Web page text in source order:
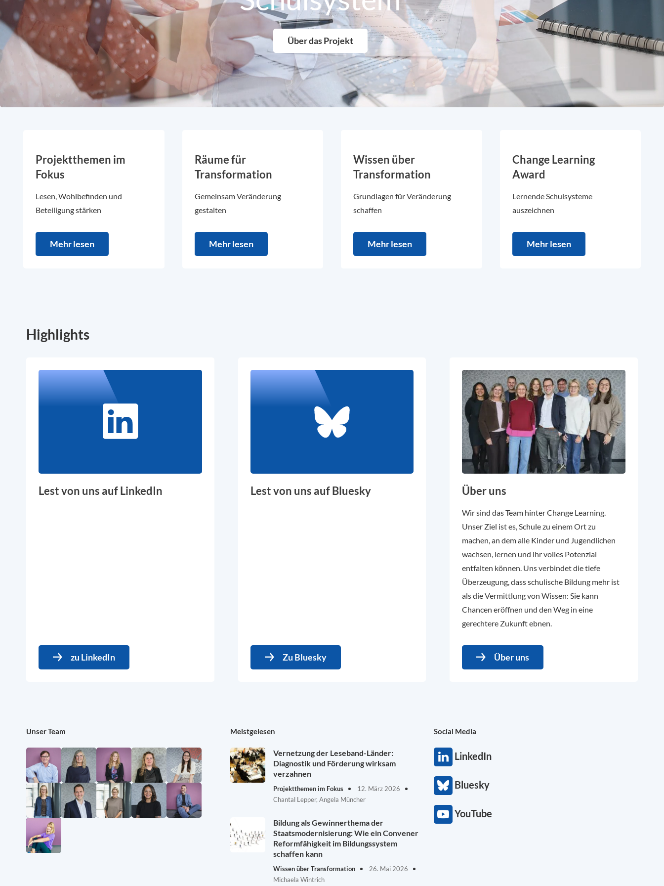
Über das Projekt
Projektthemen im
Fokus
Lesen, Wohlbefinden und
Beteiligung stärken
Mehr lesen
Räume für
Transformation
Gemeinsam Veränderung
gestalten
Mehr lesen
Wissen über
Transformation
Grundlagen für Veränderung
schaffen
Mehr lesen
Change Learning
Award
Lernende Schulsysteme
auszeichnen
Mehr lesen
Highlights
Lest von uns auf LinkedIn
zu LinkedIn
Lest von uns auf Bluesky
Zu Bluesky
Über uns
Wir sind das Team hinter Change Learning.
Unser Ziel ist es, Schule zu einem Ort zu
machen, an dem alle Kinder und Jugendlichen
wachsen, lernen und ihr volles Potenzial
entfalten können. Uns verbindet die tiefe
Überzeugung, dass schulische Bildung mehr ist
als die Vermittlung von Wissen: Sie kann
Chancen eröffnen und den Weg in eine
gerechtere Zukunft ebnen.
Über uns
Unser Team Meistgelesen
Vernetzung der Leseband-Länder:
Diagnostik und Förderung wirksam
verzahnen
Projektthemen im Fokus
12. März 2026
Chantal Lepper, Angela Müncher
Bildung als Gewinnerthema der
Staatsmodernisierung: Wie ein Convener
Reformfähigkeit im Bildungssystem
schaffen kann
Wissen über Transformation
26. Mai 2026
Michaela Wintrich
Social Media
LinkedIn
Bluesky
YouTube